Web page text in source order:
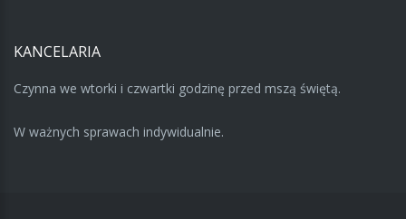
KANCELARIA
Czynna we wtorki i czwartki godzinę przed mszą świętą.
W ważnych sprawach indywidualnie.